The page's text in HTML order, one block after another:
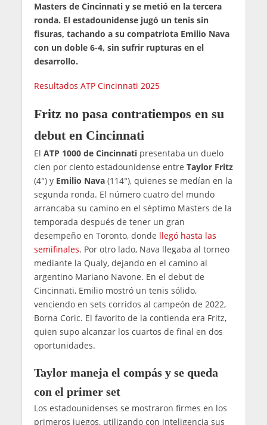
Masters de Cincinnati y se metió en la tercera
ronda. El estadounidense jugó un tenis sin
fisuras, tachando a su compatriota Emilio Nava
con un doble 6-4, sin sufrir rupturas en el
desarrollo.
Resultados ATP Cincinnati 2025
Fritz no pasa contratiempos en su
debut en Cincinnati
El ATP 1000 de Cincinnatipresentaba un duelo
cien por ciento estadounidense entre Taylor Fritz
(4°) y Emilio Nava(114°), quienes se medían en la
segunda ronda. El número cuatro del mundo
arrancaba su camino en el séptimo Masters de la
temporada después de tener un gran
desempeño en Toronto, donde llegó hasta las
semifinales. Por otro lado, Nava llegaba al torneo
mediante la Qualy, dejando en el camino al
argentino Mariano Navone. En el debut de
Cincinnati, Emilio mostró un tenis sólido,
venciendo en sets corridos al campeón de 2022,
Borna Coric. El favorito de la contienda era Fritz,
quien supo alcanzar los cuartos de final en dos
oportunidades.
Taylor maneja el compás y se queda
con el primer set
Los estadounidenses se mostraron firmes en los
primeros juegos, utilizando con inteligencia sus